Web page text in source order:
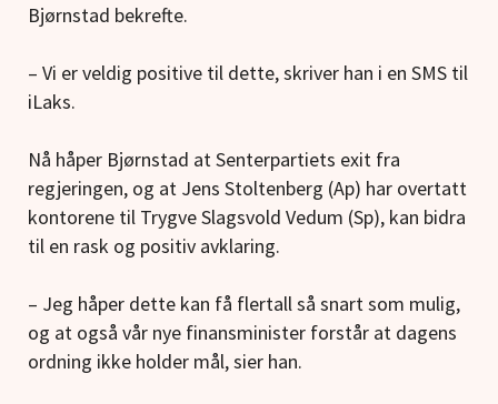
Bjørnstad bekrefte.
– Vi er veldig positive til dette, skriver han i en SMS til
iLaks.
Nå håper Bjørnstad at Senterpartiets exit fra
regjeringen, og at Jens Stoltenberg (Ap) har overtatt
kontorene til Trygve Slagsvold Vedum (Sp), kan bidra
til en rask og positiv avklaring.
– Jeg håper dette kan få flertall så snart som mulig,
og at også vår nye finansminister forstår at dagens
ordning ikke holder mål, sier han.